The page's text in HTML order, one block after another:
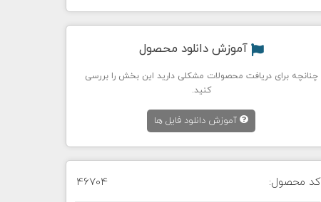
آموزش دانلود محصول
چنانچه برای دریافت محصولات مشکلی دارید این بخش را بررسی
کنید.
آموزش دانلود فایل ها
کد محصول: 46704